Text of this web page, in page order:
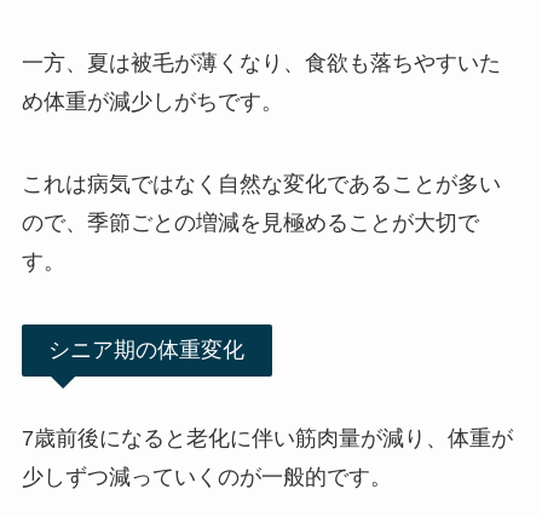
一方、夏は被毛が薄くなり、食欲も落ちやすいた
め体重が減少しがちです。
これは病気ではなく自然な変化であることが多い
ので、季節ごとの増減を見極めることが大切で
す。
シニア期の体重変化
7歳前後になると老化に伴い筋肉量が減り、体重が
少しずつ減っていくのが一般的です。